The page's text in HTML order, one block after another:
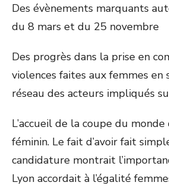
Des évènements marquants
du 8 mars et du 25 novembre
Des progrès dans la prise en
violences faites aux femmes
réseau des acteurs impliqués
L’accueil de la coupe du
féminin. Le fait d’avoir fait
candidature montrait
Lyon accordait à l’égalité